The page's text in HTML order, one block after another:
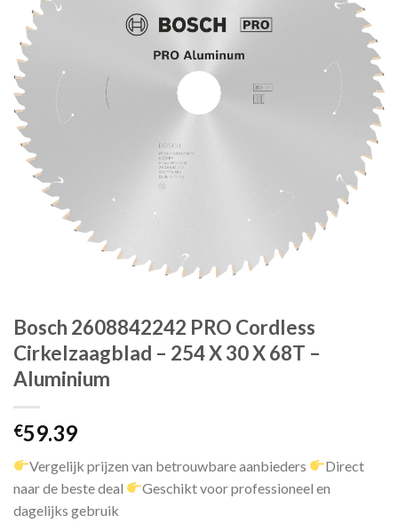
aan
verlanglijst
Bosch 2608842242 PRO Cordless
Cirkelzaagblad – 254 X 30 X 68T –
Aluminium
€59.39
Vergelijk prijzen van betrouwbare aanbieders
Direct
naar de beste deal
Geschikt voor professioneel en
dagelijks gebruik